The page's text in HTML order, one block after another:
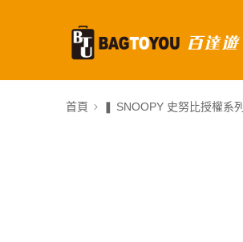
首頁 ❚ SNOOPY 史努比授權系列